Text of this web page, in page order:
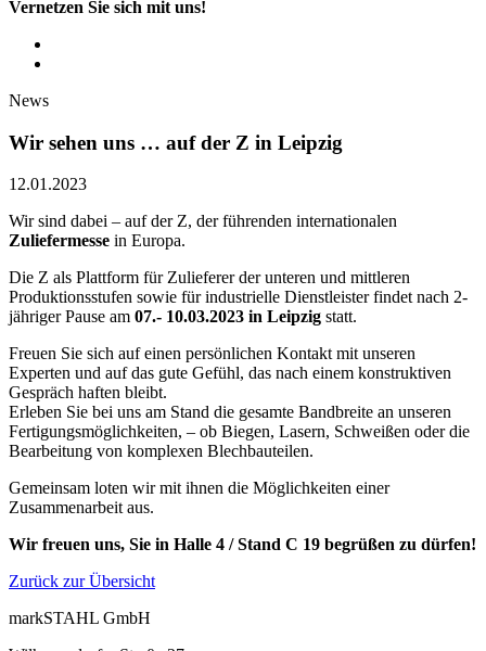
Vernetzen Sie sich mit uns!
News
Wir sehen uns … auf der Z in Leipzig
12.01.2023
Wir sind dabei – auf der Z, der führenden internationalen
Zuliefermesse in Europa.
Die Z als Plattform für Zulieferer der unteren und mittleren
Produktionsstufen sowie für industrielle Dienstleister findet nach 2-
jähriger Pause am 07.- 10.03.2023 in Leipzig statt.
Freuen Sie sich auf einen persönlichen Kontakt mit unseren
Experten und auf das gute Gefühl, das nach einem konstruktiven
Gespräch haften bleibt.
Erleben Sie bei uns am Stand die gesamte Bandbreite an unseren
Fertigungsmöglichkeiten, – ob Biegen, Lasern, Schweißen oder die
Bearbeitung von komplexen Blechbauteilen.
Gemeinsam loten wir mit ihnen die Möglichkeiten einer
Zusammenarbeit aus.
Wir freuen uns, Sie in Halle 4 / Stand C 19 begrüßen zu dürfen!
Zurück zur Übersicht
markSTAHL GmbH